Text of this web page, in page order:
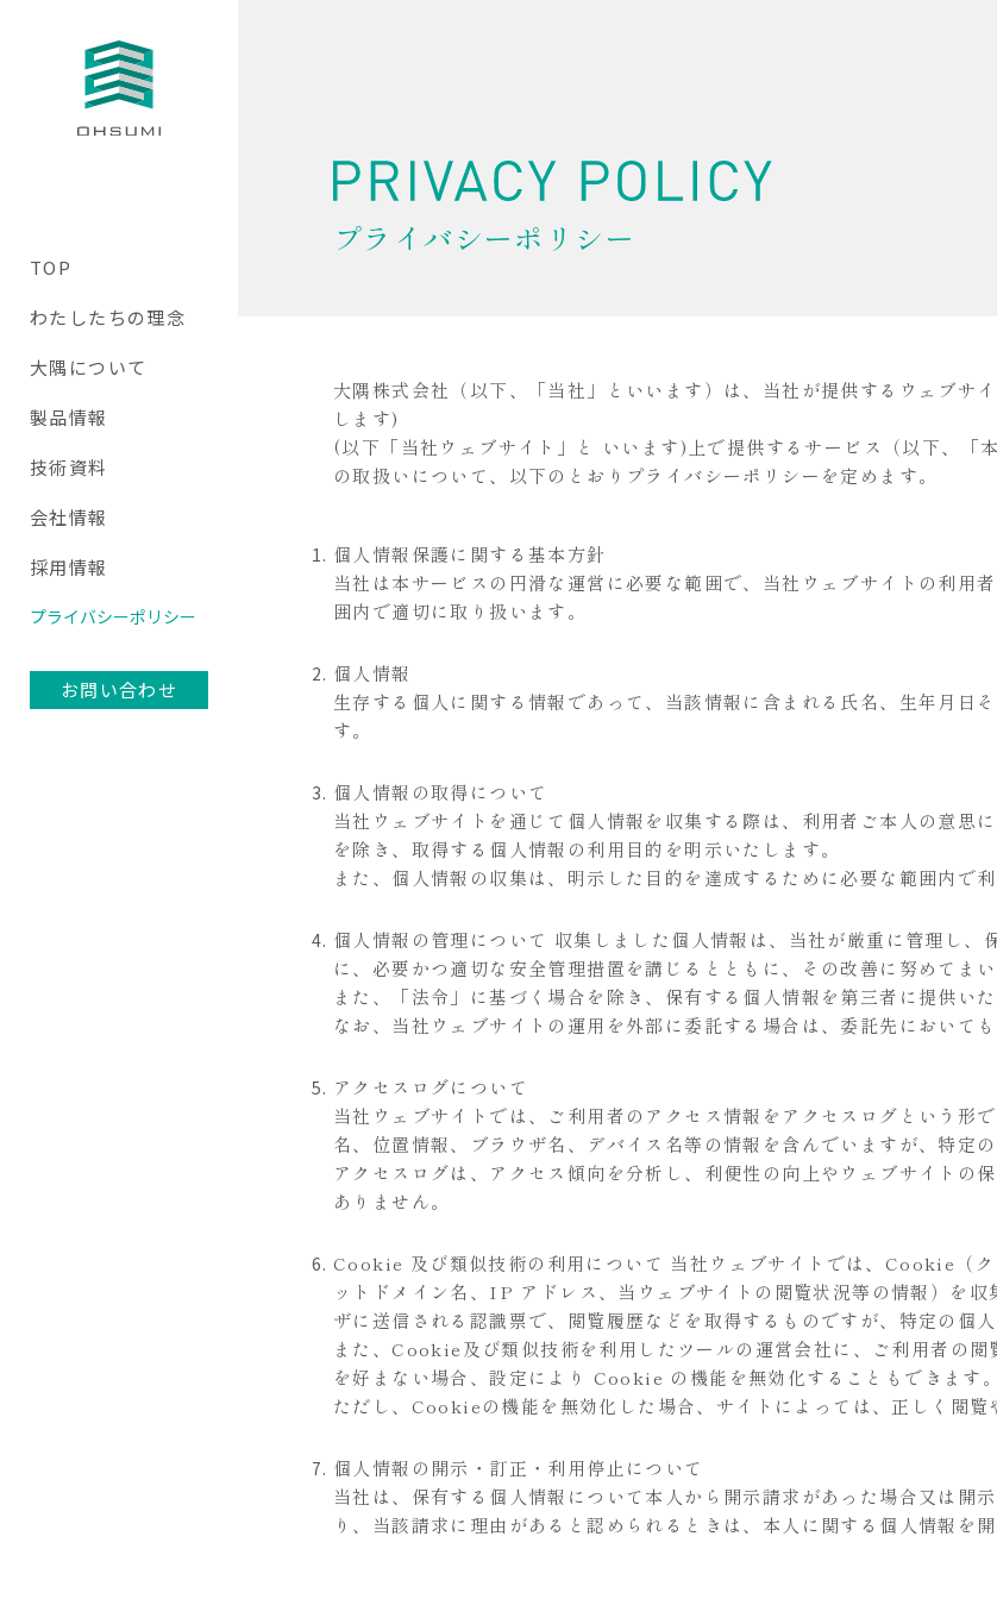
TOP
わたしたちの理念
大隅について
製品情報
技術資料
会社情報
採用情報
プライバシーポリシー
お問い合わせ
プライバシーポリシー
大隅株式会社（以下、「当社」といいます）は、当社が提供するウェブサ
します)
(以下「当社ウェブサイト」と いいます)上で提供するサービス（以下、「
の取扱いについて、以下のとおりプライバシーポリシーを定めます。
個人情報保護に関する基本方針
当社は本サービスの円滑な運営に必要な範囲で、当社ウェブサイトの利用
囲内で適切に取り扱います。
個人情報
生存する個人に関する情報であって、当該情報に含まれる氏名、生年月日
す。
個人情報の取得について
当社ウェブサイトを通じて個人情報を収集する際は、利用者ご本人の意思
を除き、取得する個人情報の利用目的を明示いたします。
また、個人情報の収集は、明示した目的を達成するために必要な範囲内で利
個人情報の管理について 収集しました個人情報は、当社が厳重に管理し
に、必要かつ適切な安全管理措置を講じるとともに、その改善に努めてまい
また、「法令」に基づく場合を除き、保有する個人情報を第三者に提供いた
なお、当社ウェブサイトの運用を外部に委託する場合は、委託先において
アクセスログについて
当社ウェブサイトでは、ご利用者のアクセス情報をアクセスログという形
名、位置情報、ブラウザ名、デバイス名等の情報を含んでいますが、特定
アクセスログは、アクセス傾向を分析し、利便性の向上やウェブサイトの
ありません。
Cookie 及び類似技術の利用について 当社ウェブサイトでは、Cookie（
ットドメイン名、IP アドレス、当ウェブサイトの閲覧状況等の情報）を
ザに送信される認識票で、閲覧履歴などを取得するものですが、特定の個
また、Cookie及び類似技術を利用したツールの運営会社に、ご利用者の
を好まない場合、設定により Cookie の機能を無効化することもできます。
ただし、Cookieの機能を無効化した場合、サイトによっては、正しく閲覧
個人情報の開示・訂正・利用停止について
当社は、保有する個人情報について本人から開示請求があった場合又は開
り、当該請求に理由があると認められるときは、本人に関する個人情報を